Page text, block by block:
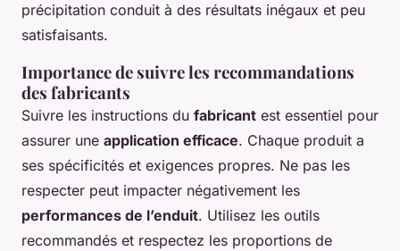
précipitation conduit à des résultats inégaux et peu
satisfaisants.
Importance de suivre les recommandations
des fabricants
Suivre les instructions du fabricant est essentiel pour
assurer une application efficace. Chaque produit a
ses spécificités et exigences propres. Ne pas les
respecter peut impacter négativement les
performances de l’enduit. Utilisez les outils
recommandés et respectez les proportions de